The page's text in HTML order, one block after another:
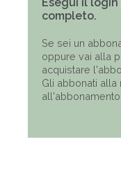
completo.
Se sei un
oppure vai alla
acquistare
Gli abbonati alla